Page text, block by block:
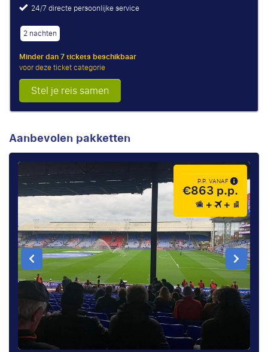
24/7 directe persoonlijke service
2 nachten
Minder dan 7 tickets beschikbaar
voor deze ticket categorie
Stel je reis samen
Aanbevolen pakketten
P.P. VANAF
€863 p.p.